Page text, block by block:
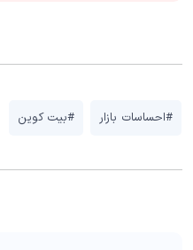
#احساسات بازار #بیت کوین